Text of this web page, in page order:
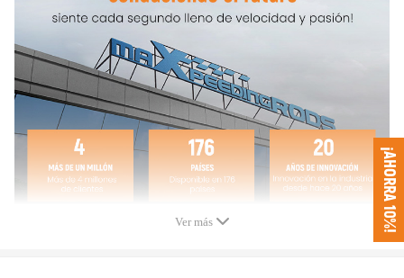
Compatible para Audi A6 1.8T (AEB ANB APU ARK)
Compatible para VW Bora 1.8T (AGU)
Compatible para VW Golf 1.8T (GTi AGU ARZ)
Compatible para VW Passat 1.8T (AEB ANB ATW)
Compatible para VW Beetle 1.8T (AVC)
Compatible para Seat Ibiza 1.8T (AYP AQX)
Detalles de ajuste:
Ver más ¡AHORRA 10%!